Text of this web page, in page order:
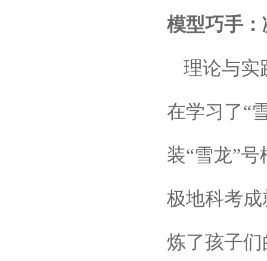
模型巧手
理论与实
在学习了“
装“雪龙”
极地科考
炼了孩子